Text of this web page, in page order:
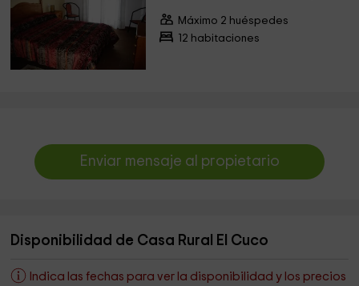
Máximo 2 huéspedes
12 habitaciones
Enviar mensaje al propietario
Disponibilidad de Casa Rural El Cuco
Indica las fechas para ver la disponibilidad y los precios